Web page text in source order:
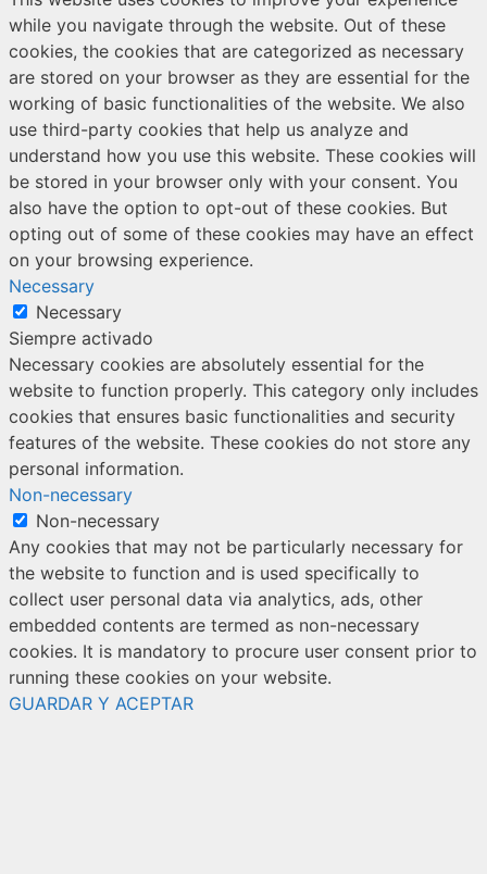
while you navigate through the website. Out of these
cookies, the cookies that are categorized as necessary
are stored on your browser as they are essential for the
working of basic functionalities of the website. We also
use third-party cookies that help us analyze and
understand how you use this website. These cookies will
be stored in your browser only with your consent. You
also have the option to opt-out of these cookies. But
opting out of some of these cookies may have an effect
on your browsing experience.
Necessary
Necessary
Siempre activado
Necessary cookies are absolutely essential for the
website to function properly. This category only includes
cookies that ensures basic functionalities and security
features of the website. These cookies do not store any
personal information.
Non-necessary
Non-necessary
Any cookies that may not be particularly necessary for
the website to function and is used specifically to
collect user personal data via analytics, ads, other
embedded contents are termed as non-necessary
cookies. It is mandatory to procure user consent prior to
running these cookies on your website.
GUARDAR Y ACEPTAR